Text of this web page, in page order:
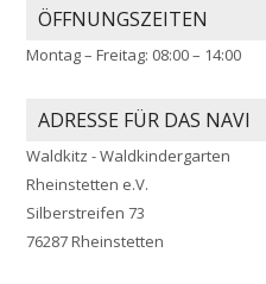
ÖFFNUNGSZEITEN
Montag – Freitag: 08:00 – 14:00
ADRESSE FÜR DAS NAVI
Waldkitz - Waldkindergarten
Rheinstetten e.V.
Silberstreifen 73
76287 Rheinstetten